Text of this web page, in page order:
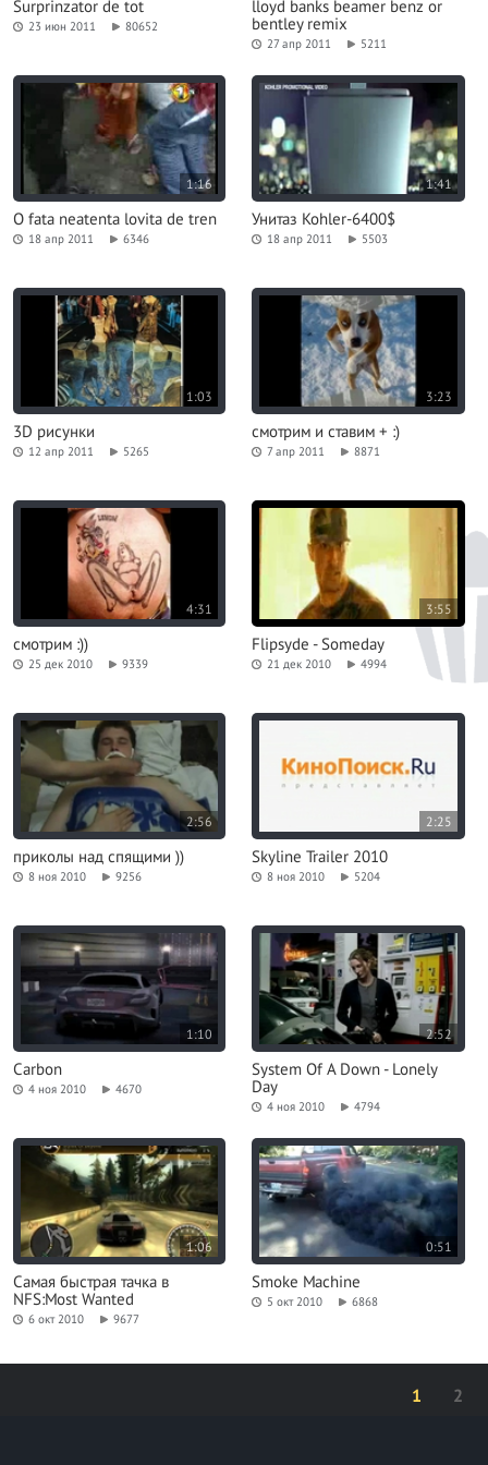
Surprinzator de tot
23 июн 2011 80652
lloyd banks beamer benz or
bentley remix
27 апр 2011 5211
1:16
O fata neatenta lovita de tren
18 апр 2011 6346
1:41
Унитаз Kohler-6400$
18 апр 2011 5503
1:03
3D рисунки
12 апр 2011 5265
3:23
смотрим и ставим + :)
7 апр 2011 8871
4:31
смотрим :))
25 дек 2010 9339
3:55
Flipsyde - Someday
21 дек 2010 4994
2:56
приколы над спящими ))
8 ноя 2010 9256
2:25
Skyline Trailer 2010
8 ноя 2010 5204
1:10
Carbon
4 ноя 2010 4670
2:52
System Of A Down - Lonely
Day
4 ноя 2010 4794
1:06
Самая быстрая тачка в
NFS:Most Wanted
6 окт 2010 9677
0:51
Smoke Machine
5 окт 2010 6868
1 2